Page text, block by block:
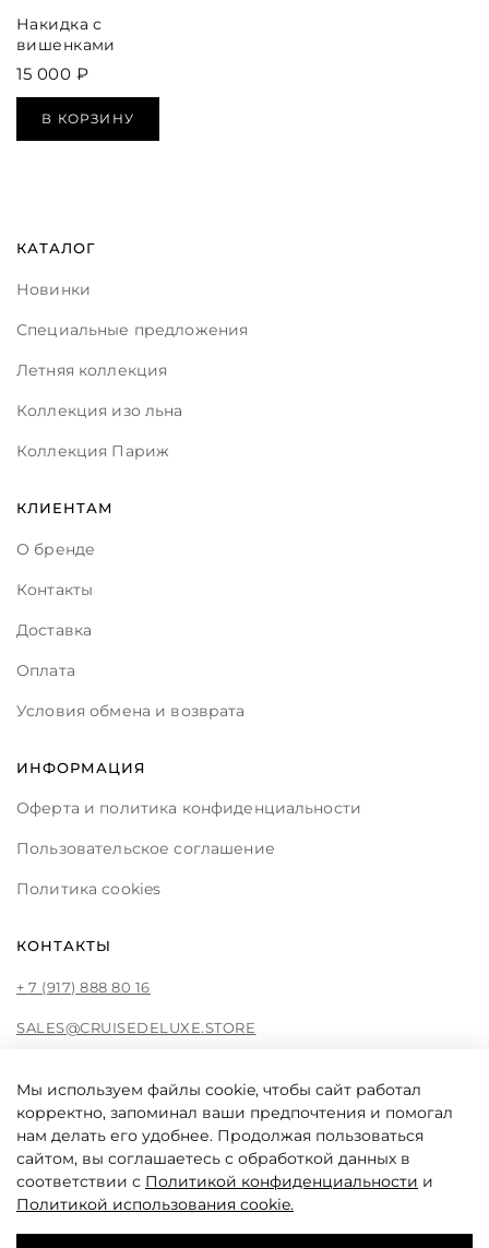
Накидка с
вишенками
15 000 ₽
В КОРЗИНУ
КАТАЛОГ
Новинки
Специальные предложения
Летняя коллекция
Коллекция изо льна
Коллекция Париж
КЛИЕНТАМ
О бренде
Контакты
Доставка
Оплата
Условия обмена и возврата
ИНФОРМАЦИЯ
Оферта и политика конфиденциальности
Пользовательское соглашение
Политика cookies
КОНТАКТЫ
+ 7 (917) 888 80 16
SALES@CRUISEDELUXE.STORE
CRUISE DE LUXE
Cruise De Luxe online store by Liliya Fattakhova
Мы используем файлы cookie, чтобы сайт работал
корректно, запоминал ваши предпочтения и помогал
нам делать его удобнее. Продолжая пользоваться
сайтом, вы соглашаетесь с обработкой данных в
соответствии с Политикой конфиденциальности и
Политикой использования cookie.